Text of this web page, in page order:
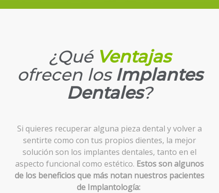
¿Qué Ventajas
ofrecen los Implantes
Dentales?
Si quieres recuperar alguna pieza dental y volver a
sentirte como con tus propios dientes, la mejor
solución son los implantes dentales, tanto en el
aspecto funcional como estético. Estos son algunos
de los beneficios que más notan nuestros pacientes
de Implantología: